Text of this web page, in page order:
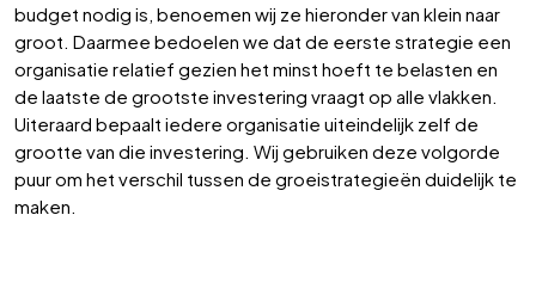
budget nodig is, benoemen wij ze hieronder van klein naar
groot. Daarmee bedoelen we dat de eerste strategie een
organisatie relatief gezien het minst hoeft te belasten en
de laatste de grootste investering vraagt op alle vlakken.
Uiteraard bepaalt iedere organisatie uiteindelijk zelf de
grootte van die investering. Wij gebruiken deze volgorde
puur om het verschil tussen de groeistrategieën duidelijk te
maken.